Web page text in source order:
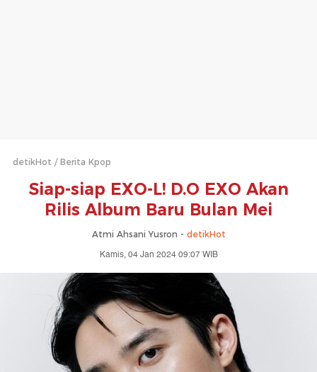
detikHot Berita Kpop
Siap-siap EXO-L! D.O EXO Akan
Rilis Album Baru Bulan Mei
Atmi Ahsani Yusron - detikHot
Kamis, 04 Jan 2024 09:07 WIB